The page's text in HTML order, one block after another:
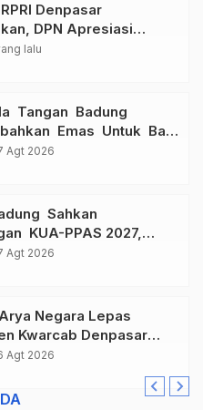
Denpasar
DPN Apresiasi
Arutala” untuk Lindungi
lalu
Tangan Badung
Emas Untuk Bali
Jawa Tengah Di
Agt 2026
Sahkan
KUA-PPAS 2027,
Tembus Lebih Dari
Agt 2026
Negara Lepas
Kwarcab Denpasar
Nasional XII
Agt 2026